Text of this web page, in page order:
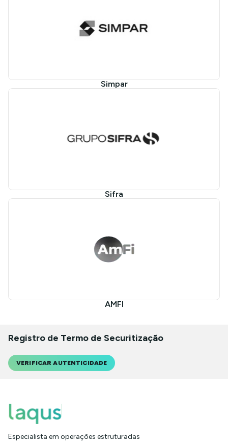
Simpar
Sifra
AMFI
Registro de Termo de Securitização
VERIFICAR AUTENTICIDADE
Especialista em operações estruturadas